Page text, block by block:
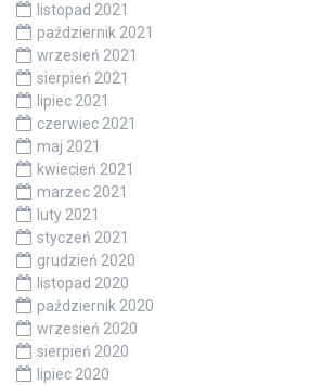
listopad 2021
październik 2021
wrzesień 2021
sierpień 2021
lipiec 2021
czerwiec 2021
maj 2021
kwiecień 2021
marzec 2021
luty 2021
styczeń 2021
grudzień 2020
listopad 2020
październik 2020
wrzesień 2020
sierpień 2020
lipiec 2020